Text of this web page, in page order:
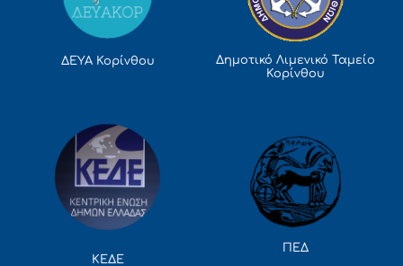
ΔΕΥΑ Κορίνθου
Δημοτικό Λιμενικό Ταμείο
Κορίνθου
ΚΕΔΕ
ΠΕΔ